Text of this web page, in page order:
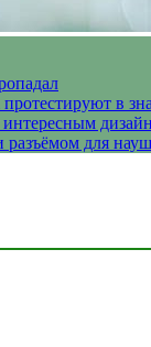
в
для